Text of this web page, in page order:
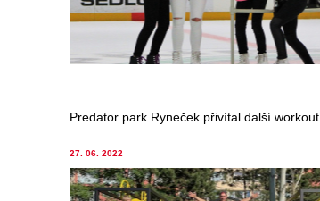
Predator park Ryneček přivítal další workout
27. 06. 2022